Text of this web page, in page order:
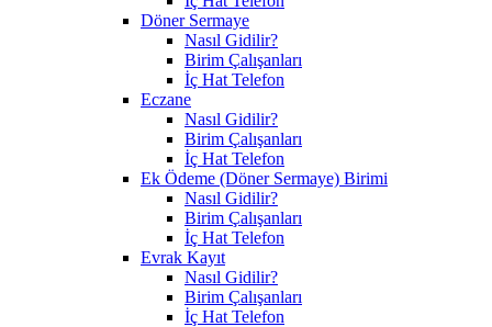
Döner Sermaye
Nasıl Gidilir?
Birim Çalışanları
İç Hat Telefon
Eczane
Nasıl Gidilir?
Birim Çalışanları
İç Hat Telefon
Ek Ödeme (Döner Sermaye) Birimi
Nasıl Gidilir?
Birim Çalışanları
İç Hat Telefon
Evrak Kayıt
Nasıl Gidilir?
Birim Çalışanları
İç Hat Telefon